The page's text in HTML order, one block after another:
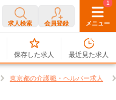
求人検索 会員登録 メニュー
0
保存した求人
1
最近見た求人
東京都の介護職・ヘルパー求人